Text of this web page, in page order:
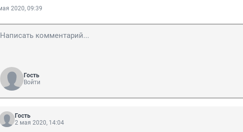
2020, 09:39
Гость
Войти
Гость
2 мая 2020, 14:04